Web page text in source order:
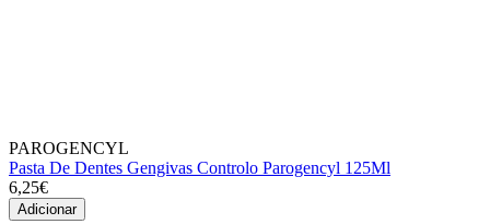
PAROGENCYL
Pasta De Dentes Gengivas Controlo Parogencyl 125Ml
6,25€
Adicionar